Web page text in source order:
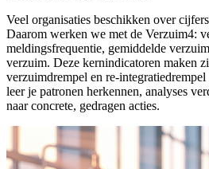
Veel organisaties beschikken over
Daarom werken we met de Verzuim4:
meldingsfrequentie, gemiddelde
verzuim. Deze kernindicatoren maken
verzuimdrempel en re-
leer je patronen herkennen, analyses
naar concrete, gedragen acties.